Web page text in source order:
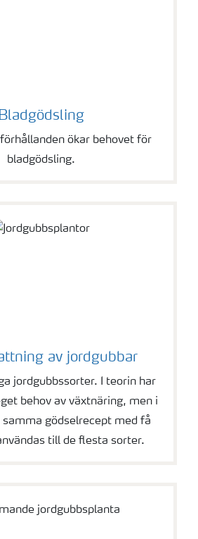
Bladgödsling
ökar behovet för
bladgödsling.
av jordgubbar
jordgubbssorter. I teorin har
behov av växtnäring, men i
samma gödselrecept med få
till de flesta sorter.